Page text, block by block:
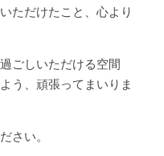
ただけたこと、心より
ごしいただける空間
う、頑張ってまいりま
さい。